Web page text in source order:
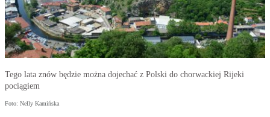
Tego lata znów będzie można dojechać z Polski do chorwackiej Rijeki
pociągiem
Foto: Nelly Kamińska